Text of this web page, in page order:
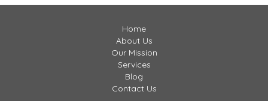
Home
About Us
Our Mission
Services
Blog
Contact Us